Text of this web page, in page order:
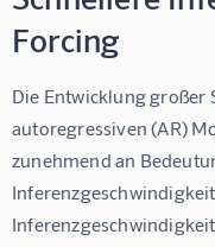
Forcing
Die Entwicklung großer
autoregressiven (AR)
zunehmend an